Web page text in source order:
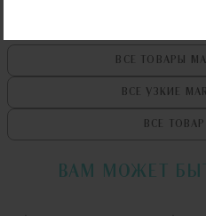
ВСЕ ТОВАРЫ
ВСЕ УЗКИЕ
ВСЕ
ВАМ МОЖЕТ